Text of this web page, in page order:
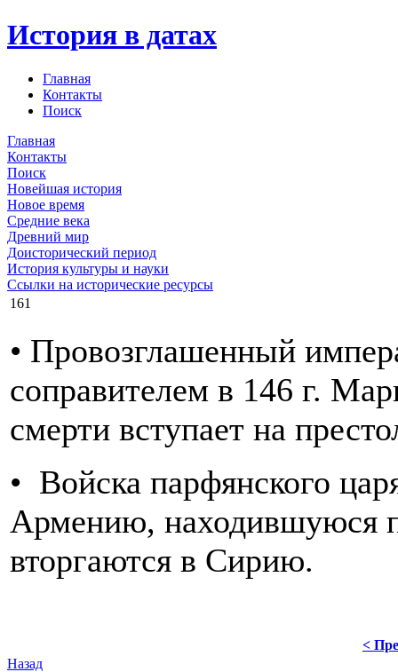
История в датах
Главная
Контакты
Поиск
Главная
Контакты
Поиск
Новейшая история
Новое время
Средние века
Древний мир
Доисторический период
История культуры и науки
Ссылки на исторические ресурсы
161
• Провозглашенный
соправителем в 146 г.
смерти вступает на
• Войска парфянского
Армению, находившуюся
вторгаются в Сирию.
<
Назад